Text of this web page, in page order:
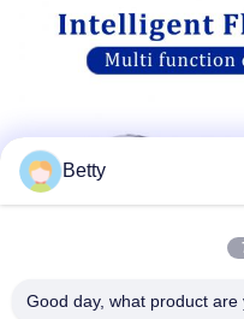
Betty
Good day, what product